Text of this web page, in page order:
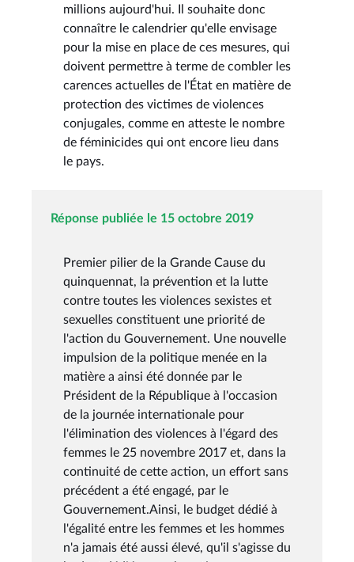
millions aujourd'hui. Il souhaite donc
connaître le calendrier qu'elle envisage
pour la mise en place de ces mesures, qui
doivent permettre à terme de combler les
carences actuelles de l'État en matière de
protection des victimes de violences
conjugales, comme en atteste le nombre
de féminicides qui ont encore lieu dans
le pays.
Réponse publiée le 15 octobre 2019
Premier pilier de la Grande Cause du
quinquennat, la prévention et la lutte
contre toutes les violences sexistes et
sexuelles constituent une priorité de
l'action du Gouvernement. Une nouvelle
impulsion de la politique menée en la
matière a ainsi été donnée par le
Président de la République à l'occasion
de la journée internationale pour
l'élimination des violences à l'égard des
femmes le 25 novembre 2017 et, dans la
continuité de cette action, un effort sans
précédent a été engagé, par le
Gouvernement.Ainsi, le budget dédié à
l'égalité entre les femmes et les hommes
n'a jamais été aussi élevé, qu'il s'agisse du